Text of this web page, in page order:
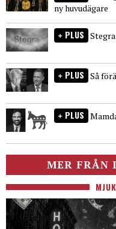
ny huvudägare
PLUS
PLUS Så
PLUS
MER FRÅN